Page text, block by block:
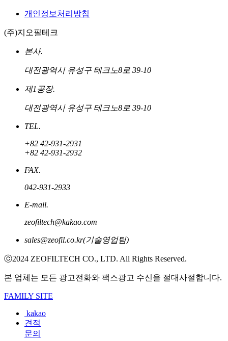
개인정보처리방침
(주)지오필테크
본사.
대전광역시 유성구 테크노8로 39-10
제1공장.
대전광역시 유성구 테크노8로 39-10
TEL.
+82 42-931-2931
+82 42-931-2932
FAX.
042-931-2933
E-mail.
zeofiltech@kakao.com
sales@zeofil.co.kr(기술영업팀)
ⓒ2024 ZEOFILTECH CO., LTD. All Rights Reserved.
본 업체는 모든 광고전화와 팩스광고 수신을 절대사절합니다.
FAMILY SITE
kakao
견적
문의